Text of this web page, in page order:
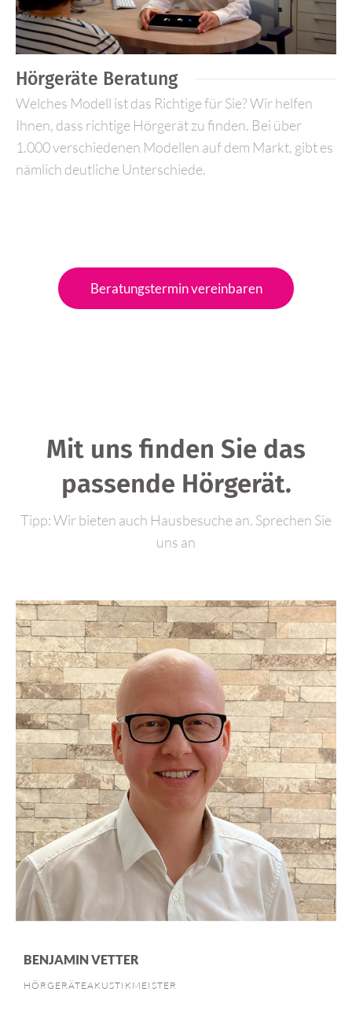
Hörgeräte Beratung
Welches Modell ist das Richtige für Sie? Wir helfen
Ihnen, dass richtige Hörgerät zu finden. Bei über
1.000 verschiedenen Modellen auf dem Markt, gibt es
nämlich deutliche Unterschiede.
Beratungstermin vereinbaren
Mit uns finden Sie das
passende Hörgerät.
Tipp: Wir bieten auch Hausbesuche an. Sprechen Sie
uns an
BENJAMIN VETTER
HÖRGERÄTEAKUSTIKMEISTER